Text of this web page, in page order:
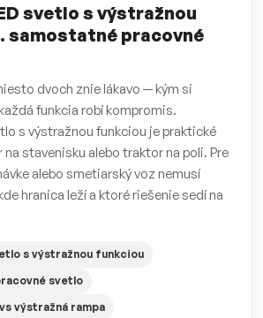
svetlo s výstražnou
samostatné pracovné
dvoch znie lákavo — kým si
funkcia robí kompromis.
s výstražnou funkciou je praktické
na stavenisku alebo traktor na poli. Pre
alebo smetiarský voz nemusí
hranica leží a ktoré riešenie sedí na
s výstražnou funkciou
svetlo
výstražná rampa